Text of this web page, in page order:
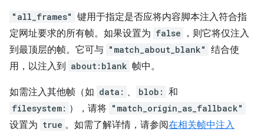
"all_frames" 键用于指定是否应将内容脚本注入符合指
定网址要求的所有帧。如果设置为 false
，则它将仅注入
到最顶层的帧。它可与 "match_about_blank" 结合使
用，以注入到 about:blank 帧中。
如需注入其他帧（如 data: 、 blob: 和
filesystem: ），请将 "match_origin_as_fallback"
设置为 true 。如需了解详情，请参阅在相关帧中注入